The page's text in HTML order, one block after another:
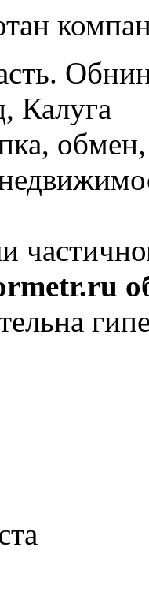
Калуга
обмен,